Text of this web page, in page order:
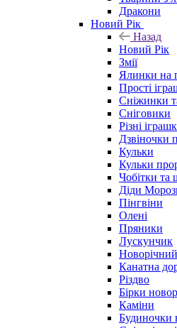
Дракони
Новий Рік
Назад
Новий Рік
Змії
Ялинки на
Прості
Сніжинки
Сніговики
Різні
Дзвіночки
Кульки
Кульки
Чобітки та
Діди
Пінгвіни
Олені
Пряники
Лускунчик
Канатна
Різдво
Бірки
Каміни
Будиночки